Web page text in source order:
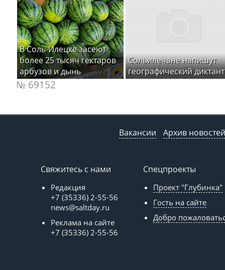
В Соль-Илецке засеют
более 25 тысяч гектаров
арбузов и дынь
Сольилечане напишут
географический диктант
№ 69152
Вакансии Архив новостей
Свяжитесь с нами
Редакция
+7 (35336) 2-55-56
news@saltday.ru
Реклама на сайте
+7 (35336) 2-55-56
Спецпроекты
Проект "Глубинка"
Гость на сайте
Добро